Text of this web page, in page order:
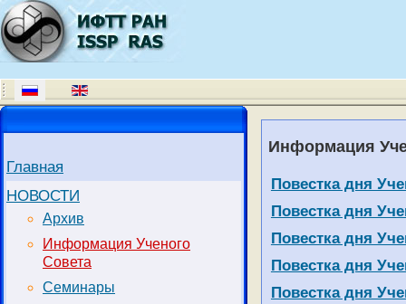
Главная
НОВОСТИ
Архив
Информация Ученого
Совета
Семинары
Информация
Материалы
Заголовок
Повестка дня
Повестка дня
Повестка дня
Повестка дня
Повестка дня